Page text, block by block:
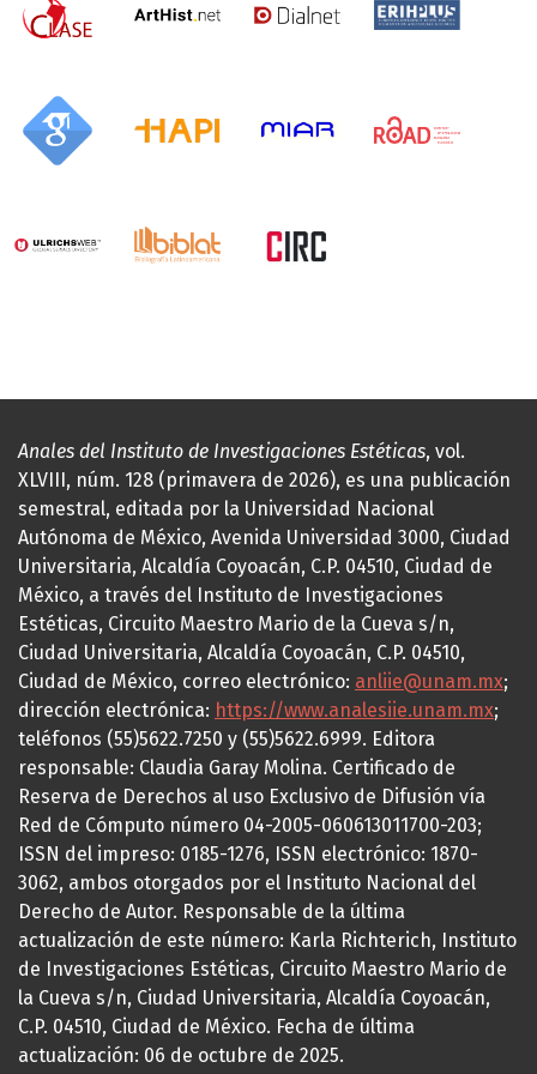
Anales del Instituto de Investigaciones Estéticas, vol.
XLVIII, núm. 128 (primavera de 2026), es una publicación
semestral, editada por la Universidad Nacional
Autónoma de México, Avenida Universidad 3000, Ciudad
Universitaria, Alcaldía Coyoacán, C.P. 04510, Ciudad de
México, a través del Instituto de Investigaciones
Estéticas, Circuito Maestro Mario de la Cueva s/n,
Ciudad Universitaria, Alcaldía Coyoacán, C.P. 04510,
Ciudad de México, correo electrónico: anliie@unam.mx;
dirección electrónica: https://www.analesiie.unam.mx;
teléfonos (55)5622.7250 y (55)5622.6999. Editora
responsable: Claudia Garay Molina. Certificado de
Reserva de Derechos al uso Exclusivo de Difusión vía
Red de Cómputo número 04-2005-060613011700-203;
ISSN del impreso: 0185-1276, ISSN electrónico: 1870-
3062, ambos otorgados por el Instituto Nacional del
Derecho de Autor. Responsable de la última
actualización de este número: Karla Richterich, Instituto
de Investigaciones Estéticas, Circuito Maestro Mario de
la Cueva s/n, Ciudad Universitaria, Alcaldía Coyoacán,
C.P. 04510, Ciudad de México. Fecha de última
actualización: 06 de octubre de 2025.